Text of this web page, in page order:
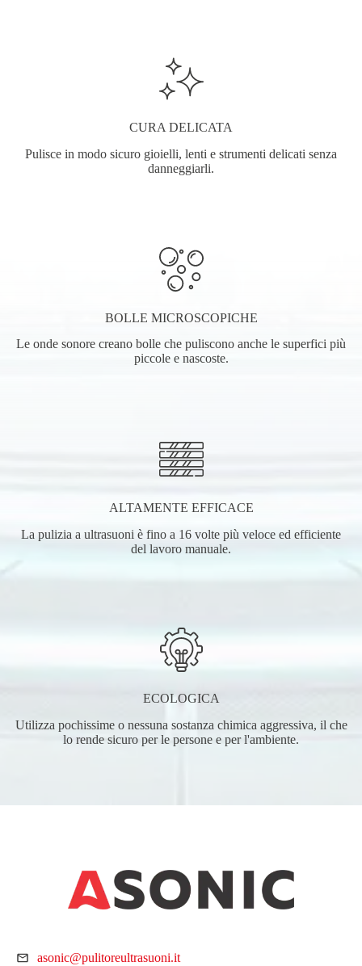
CURA DELICATA
Pulisce in modo sicuro gioielli, lenti e strumenti delicati senza
danneggiarli.
BOLLE MICROSCOPICHE
Le onde sonore creano bolle che puliscono anche le superfici più
piccole e nascoste.
ALTAMENTE EFFICACE
La pulizia a ultrasuoni è fino a 16 volte più veloce ed efficiente
del lavoro manuale.
ECOLOGICA
Utilizza pochissime o nessuna sostanza chimica aggressiva, il che
lo rende sicuro per le persone e per l'ambiente.
asonic@pulitoreultrasuoni.it